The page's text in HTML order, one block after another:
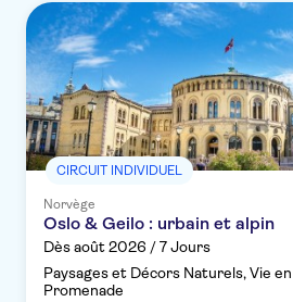
CIRCUIT INDIVIDUEL
Norvège
Oslo & Geilo : urbain et alpin
Dès août 2026 / 7 Jours
Paysages et Décors Naturels, Vie
Promenade